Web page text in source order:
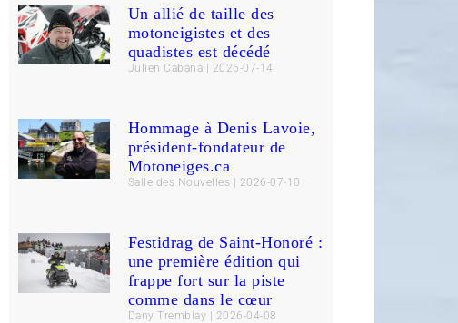
Un allié de taille des
motoneigistes et des
quadistes est décédé
Julien Cabana 2026-07-14
Hommage à Denis Lavoie,
président-fondateur de
Motoneiges.ca
Salle des Nouvelles 2026-07-10
Festidrag de Saint-Honoré :
une première édition qui
frappe fort sur la piste
comme dans le cœur
Dany Tremblay 2026-04-08